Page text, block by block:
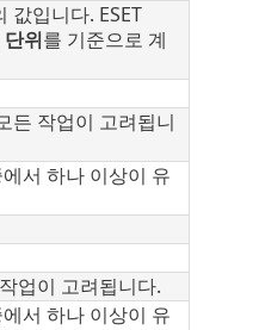
값입니다. ESET
위를 기준으로 계
든 작업이 고려됩니
서 하나 이상이 유
업이 고려됩니다.
서 하나 이상이 유